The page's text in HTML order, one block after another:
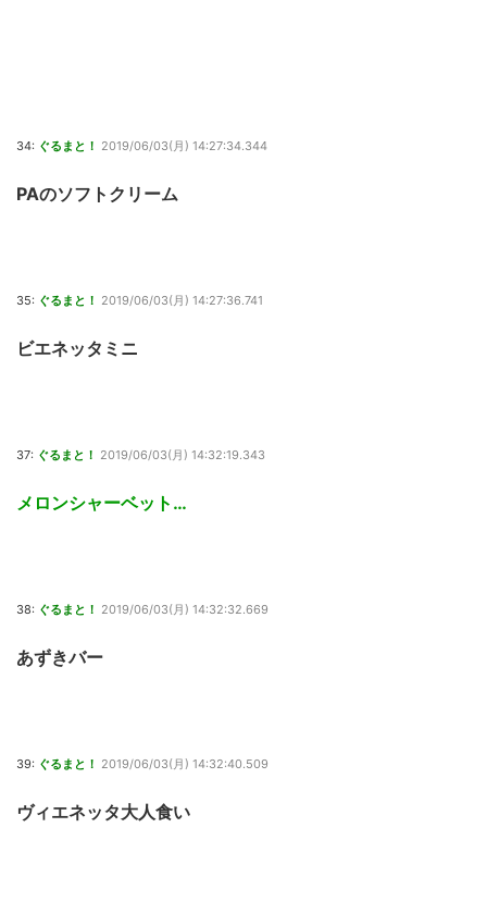
34: ぐるまと！ 2019/06/03(月) 14:27:34.344
PAのソフトクリーム
35: ぐるまと！ 2019/06/03(月) 14:27:36.741
ビエネッタミニ
37: ぐるまと！ 2019/06/03(月) 14:32:19.343
メロンシャーベット…
38: ぐるまと！ 2019/06/03(月) 14:32:32.669
あずきバー
39: ぐるまと！ 2019/06/03(月) 14:32:40.509
ヴィエネッタ大人食い